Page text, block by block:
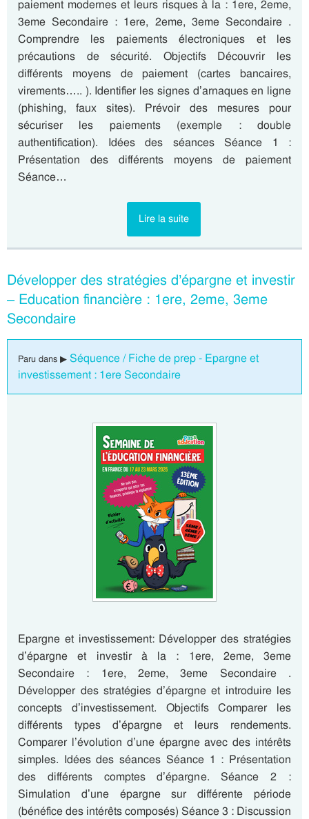
paiement modernes et leurs risques à la : 1ere, 2eme,
3eme Secondaire : 1ere, 2eme, 3eme Secondaire .
Comprendre les paiements électroniques et les
précautions de sécurité. Objectifs Découvrir les
différents moyens de paiement (cartes bancaires,
virements….. ). Identifier les signes d’arnaques en ligne
(phishing, faux sites). Prévoir des mesures pour
sécuriser les paiements (exemple : double
authentification). Idées des séances Séance 1 :
Présentation des différents moyens de paiement
Séance…
Lire la suite
Développer des stratégies d’épargne et investir
– Education financière : 1ere, 2eme, 3eme
Secondaire
Paru dans ▶ Séquence / Fiche de prep - Epargne et
investissement : 1ere Secondaire
Epargne et investissement: Développer des stratégies
d’épargne et investir à la : 1ere, 2eme, 3eme
Secondaire : 1ere, 2eme, 3eme Secondaire .
Développer des stratégies d’épargne et introduire les
concepts d’investissement. Objectifs Comparer les
différents types d’épargne et leurs rendements.
Comparer l’évolution d’une épargne avec des intérêts
simples. Idées des séances Séance 1 : Présentation
des différents comptes d’épargne. Séance 2 :
Simulation d’une épargne sur différente période
(bénéfice des intérêts composés) Séance 3 : Discussion